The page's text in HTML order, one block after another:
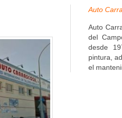
Auto
Auto
del
desde
pintura,
el